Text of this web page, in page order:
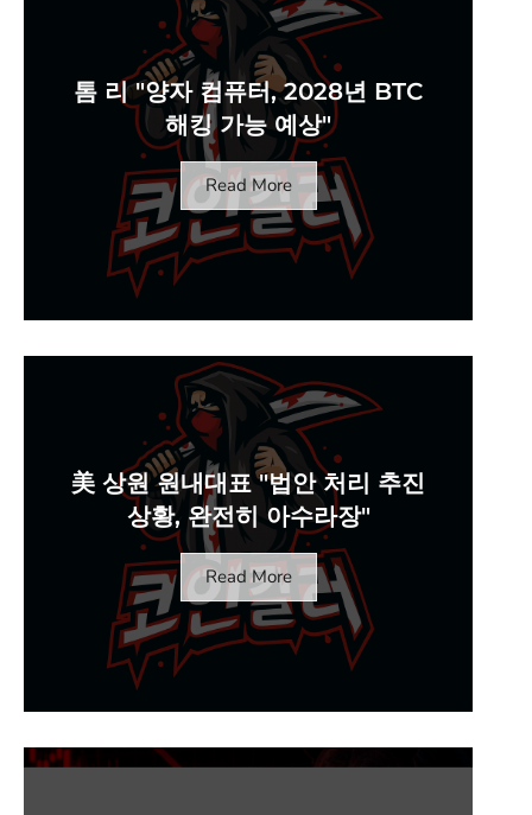
톰 리 "양자 컴퓨터, 2028년 BTC
해킹 가능 예상"
Read More
美 상원 원내대표 "법안 처리 추진
상황, 완전히 아수라장"
Read More